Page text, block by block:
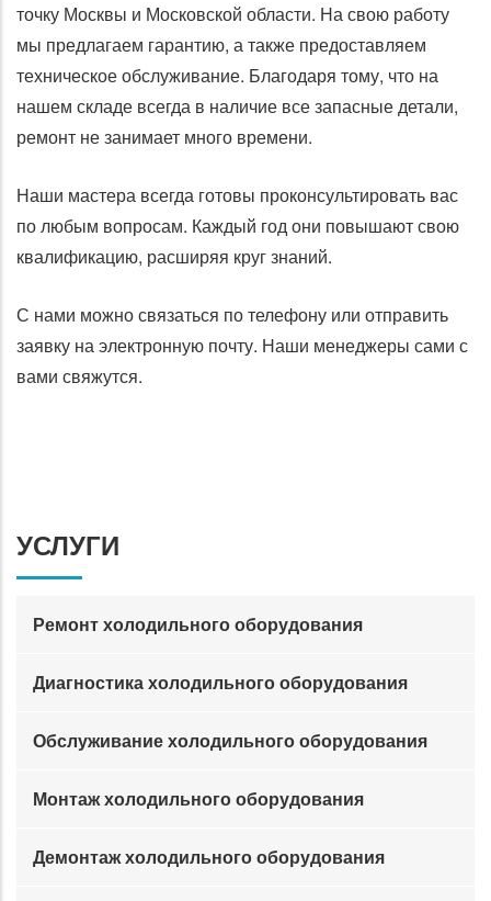
точку Москвы и Московской области. На свою работу
мы предлагаем гарантию, а также предоставляем
техническое обслуживание. Благодаря тому, что на
нашем складе всегда в наличие все запасные детали,
ремонт не занимает много времени.
Наши мастера всегда готовы проконсультировать вас
по любым вопросам. Каждый год они повышают свою
квалификацию, расширяя круг знаний.
С нами можно связаться по телефону или отправить
заявку на электронную почту. Наши менеджеры сами с
вами свяжутся.
УСЛУГИ
Ремонт холодильного оборудования
Диагностика холодильного оборудования
Обслуживание холодильного оборудования
Монтаж холодильного оборудования
Демонтаж холодильного оборудования